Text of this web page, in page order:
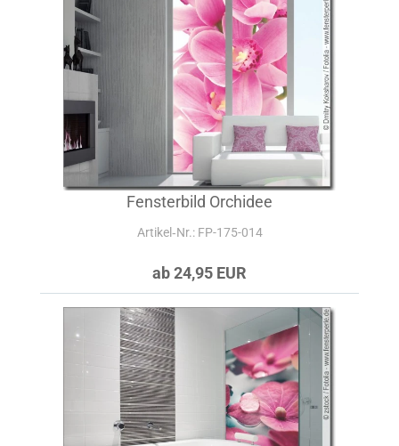
Fensterbild Orchidee
Artikel‑Nr.: FP-175-014
ab 24,95 EUR